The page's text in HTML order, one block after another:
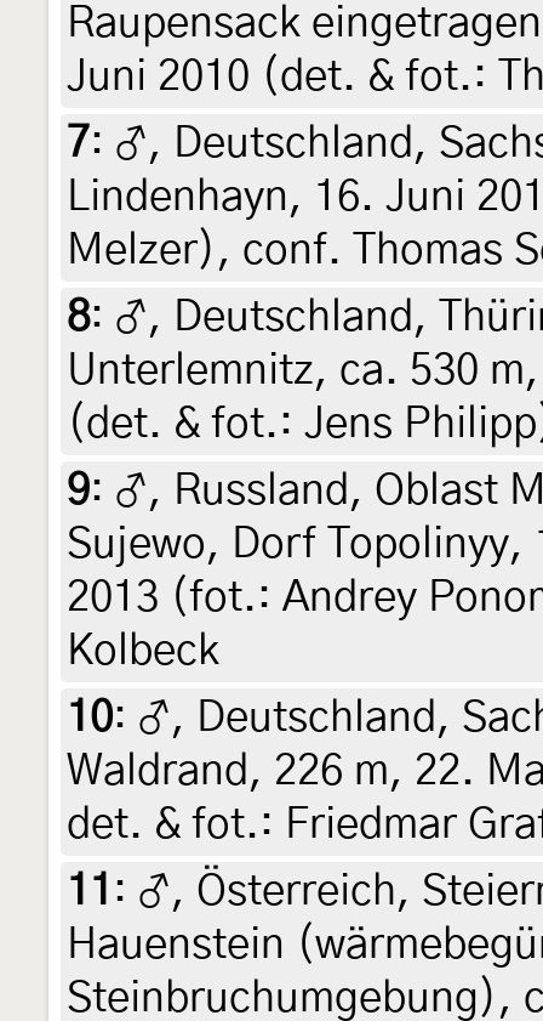
Raupensack
Juni 2010 (det. & fot.:
7: ♂, Deutschland,
Lindenhayn, 16. Juni
Melzer), conf. Thomas
8: ♂, Deutschland,
Unterlemnitz, ca. 530
(det. & fot.: Jens
9: ♂, Russland, Oblast
Sujewo, Dorf Topolinyy,
2013 (fot.: Andrey
Kolbeck
10: ♂, Deutschland,
Waldrand, 226 m, 22.
det. & fot.: Friedmar
11 : ♂, Österreich,
Hauenstein
Steinbruchumgebung),